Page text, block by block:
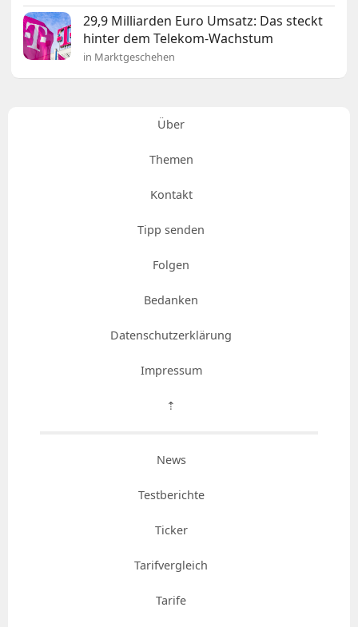
29,9 Milliarden Euro Umsatz: Das steckt
hinter dem Telekom-Wachstum
in Marktgeschehen
Über
Themen
Kontakt
Tipp senden
Folgen
Bedanken
Datenschutzerklärung
Impressum
⇡
News
Testberichte
Ticker
Tarifvergleich
Tarife